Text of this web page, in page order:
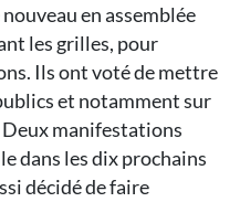
en assemblée
les grilles, pour
Ils ont voté de mettre
et notamment sur
manifestations
dans les dix prochains
décidé de faire